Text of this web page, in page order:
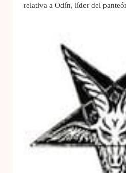
relativa a Odín, líder del